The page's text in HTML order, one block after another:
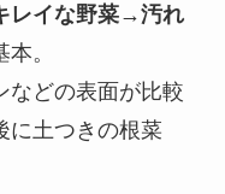
レイな野菜→汚れ
。
などの表面が比較
に土つきの根菜